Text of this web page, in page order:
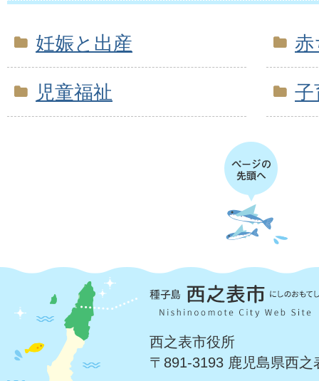
妊娠と出産
児童福祉 子
西之表市役所
〒891-3193 鹿児島県西